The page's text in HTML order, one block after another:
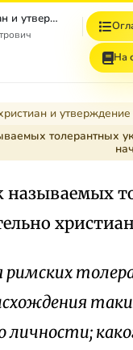
Эпоха гонений на христиан и утверждение христианства в греко-римском мире при Константине Великом
На
и утверждение
толерантных
называемых
личности;